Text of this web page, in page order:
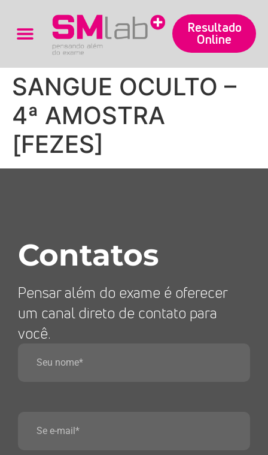
Resultado
Online
SANGUE OCULTO –
4ª AMOSTRA
[FEZES]
Contatos
Pensar além do exame é oferecer
um canal direto de contato para
você.